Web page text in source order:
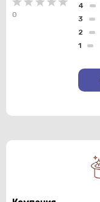
0
1
2
3
4